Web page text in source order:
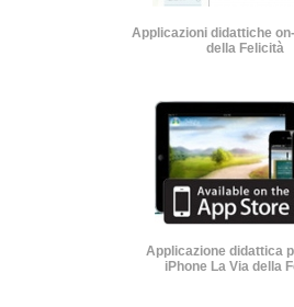
Applicazioni didattiche
della Felicità
Applicazione didattica
iPhone La Via della